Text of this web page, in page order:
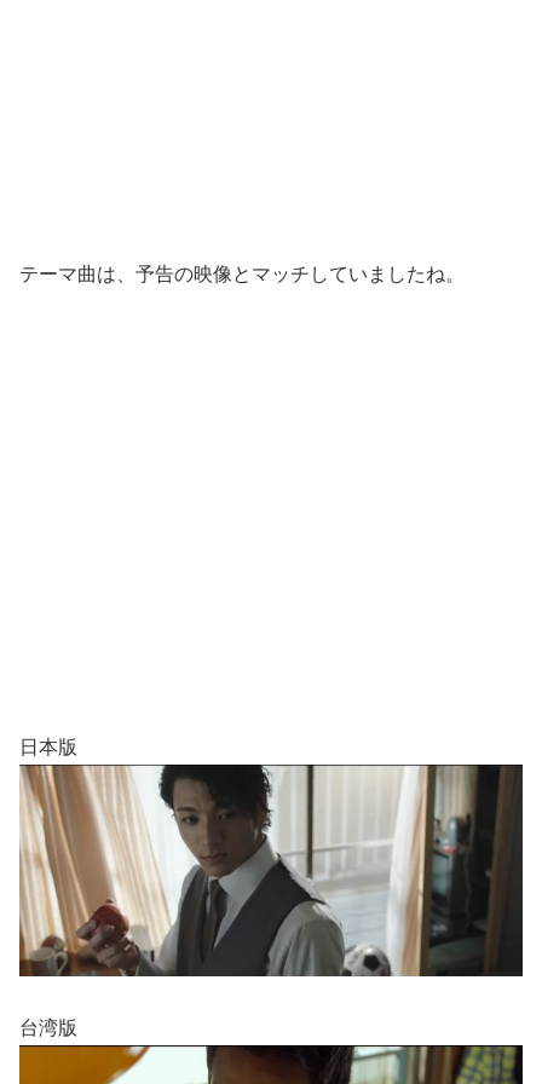
テーマ曲は、予告の映像とマッチしていましたね。
日本版
台湾版